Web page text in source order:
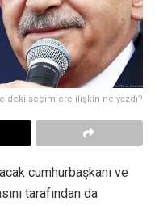
seçimlere ilişkin ne yazdı?
cumhurbaşkanı ve
tarafından da